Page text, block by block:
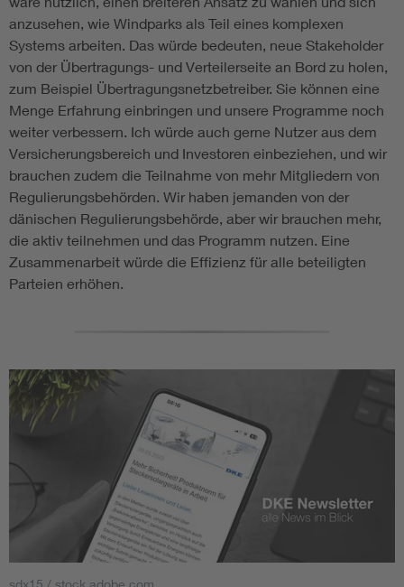
anzusehen, wie Windparks als Teil eines komplexen
Systems arbeiten. Das würde bedeuten, neue Stakeholder
von der Übertragungs- und Verteilerseite an Bord zu holen,
zum Beispiel Übertragungsnetzbetreiber. Sie können eine
Menge Erfahrung einbringen und unsere Programme noch
weiter verbessern. Ich würde auch gerne Nutzer aus dem
Versicherungsbereich und Investoren einbeziehen, und wir
brauchen zudem die Teilnahme von mehr Mitgliedern von
Regulierungsbehörden. Wir haben jemanden von der
dänischen Regulierungsbehörde, aber wir brauchen mehr,
die aktiv teilnehmen und das Programm nutzen. Eine
Zusammenarbeit würde die Effizienz für alle beteiligten
Parteien erhöhen.
sdx15 / stock.adobe.com